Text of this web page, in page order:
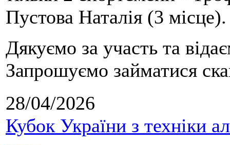
Пустова Наталія (3 місце).
Дякуємо за участь та
Запрошуємо займатися
28/04/2026
Кубок України з техніки